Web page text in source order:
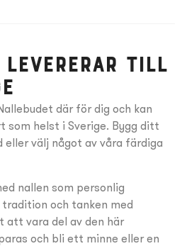
levererar till
där för dig och kan
som helst i Sverige. Bygg ditt
eller välj något av våra färdiga
nallen som personlig
och tanken med
att vara del av den här
och bli ett minne eller en